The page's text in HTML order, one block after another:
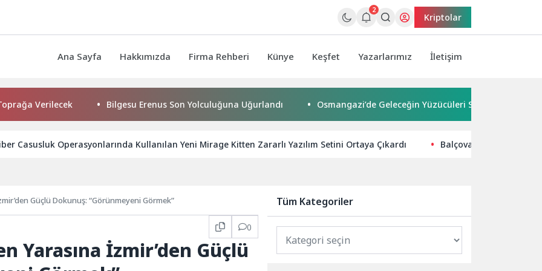
2
Kriptolar
Ana Sayfa Hakkımızda Firma Rehberi Künye Keşfet Yazarlarımız İletişim
Bilgesu Erenus Son Yolculuğuna Uğurlandı Osmangazi’de Geleceğin Yüzücüleri Sertifikalarını Aldı
Casusluk Operasyonlarında Kullanılan Yeni Mirage Kitten Zararlı Yazılım Setini Ortaya Çıkardı Balçova
Güçlü Dokunuş: “Görünmeyeni Görmek”
0
Yarasına İzmir’den Güçlü
Tüm Kategoriler